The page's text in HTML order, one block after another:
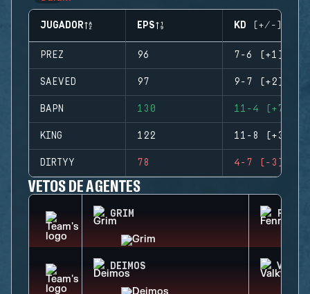
JUGADOR EPS KD (+/-)
PREZ 96 7-6 (+1)
SAEVED 97 9-7 (+2)
BAPN 130 11-4 (+7)
KING 122 11-8 (+3)
DIRTYY 78 4-7 (-3)
VETOS DE AGENTES
GRIM
DEIMOS